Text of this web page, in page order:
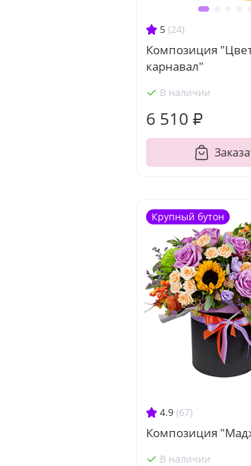
5 (24)
Композиция
карнавал"
В наличии
6 510 ₽
4.9 (67)
Композиция
В наличии
Крупный бутон